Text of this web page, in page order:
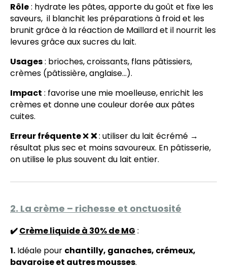
Rôle: hydrate les pâtes, apporte du goût et fixe les
saveurs, il blanchit les préparations à froid et les
brunit grâce à la réaction de Maillard et il nourrit les
levures grâce aux sucres du lait.
Usages: brioches, croissants, flans pâtissiers,
crèmes (pâtissière, anglaise...).
Impact : favorise une mie moelleuse, enrichit les
crèmes et donne une couleur dorée aux pâtes
cuites.
Erreur fréquente❌❌: utiliser du lait écrémé →
résultat plus sec et moins savoureux. En pâtisserie,
on utilise le plus souvent du lait entier.
2. La crème – richesse et onctuosité
✔️Crème liquide à 30% de MG :
1. Idéale pour chantilly, ganaches, crémeux,
bavaroise et autres mousses.